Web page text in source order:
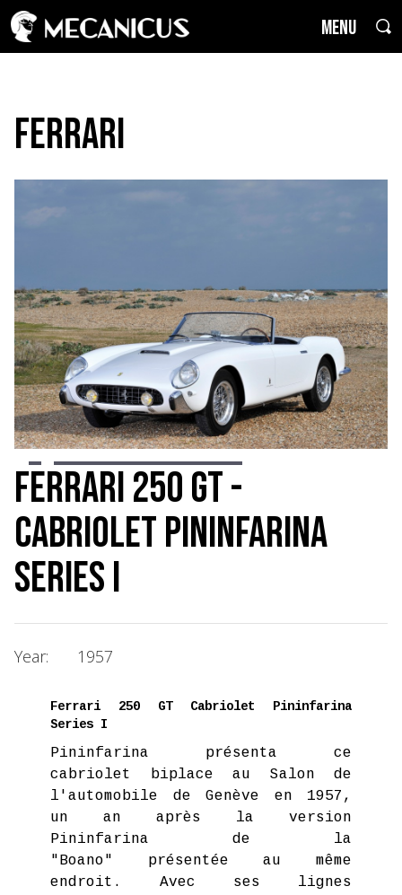
MENU
Ferrari
Ferrari 250 GT -
Cabriolet Pininfarina
Series I
Year: 1957
Ferrari 250 GT Cabriolet Pininfarina
Series I
Pininfarina présenta ce
cabriolet biplace au Salon de
l'automobile de Genève en 1957,
un an après la version
Pininfarina de la
"Boano" présentée au même
endroit. Avec ses lignes